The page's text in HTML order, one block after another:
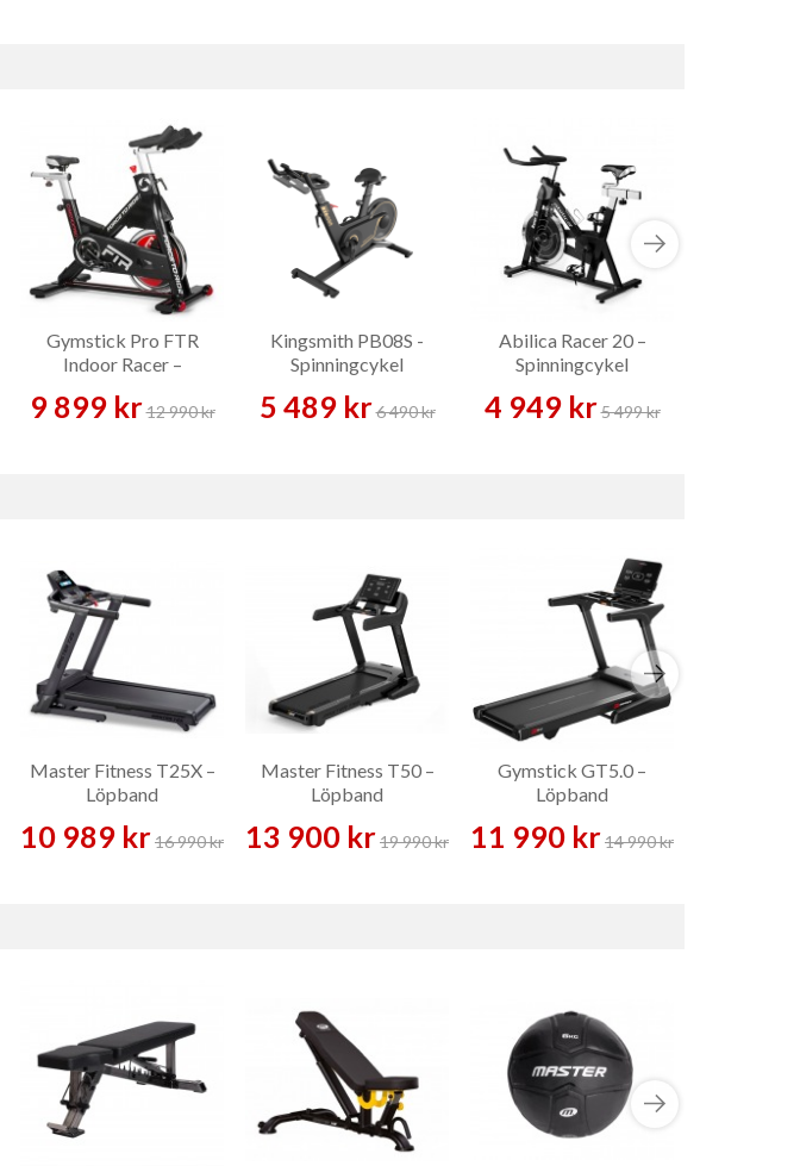
Gymstick Pro FTR
Indoor Racer –
9 899 kr12 990 kr
Kingsmith PB08S -
Spinningcykel
5 489 kr6 490 kr
Abilica Racer 20 –
Spinningcykel
4 949 kr5 499 kr
Master Fitness T25X –
Löpband
10 989 kr16 990 kr
Master Fitness T50 –
Löpband
13 900 kr19 990 kr
Gymstick GT5.0 –
Löpband
11 990 kr14 990 kr